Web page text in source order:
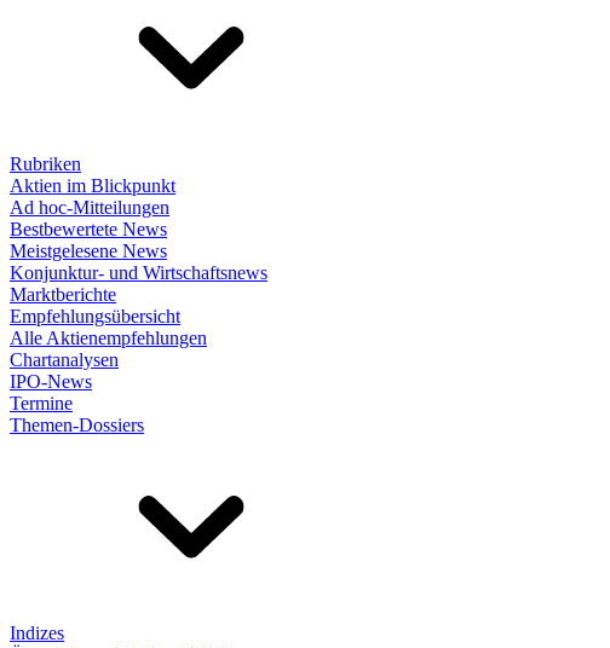
Rubriken
Aktien im Blickpunkt
Ad hoc-Mitteilungen
Bestbewertete News
Meistgelesene News
Konjunktur- und Wirtschaftsnews
Marktberichte
Empfehlungsübersicht
Alle Aktienempfehlungen
Chartanalysen
IPO-News
Termine
Themen-Dossiers
Indizes